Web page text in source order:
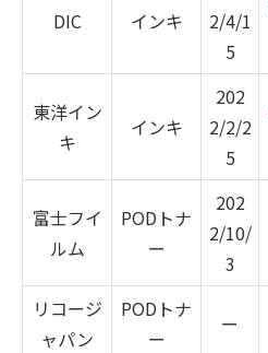
DIC インキ
2/4/1
5
東洋イン
キ
インキ
202
2/2/2
5
富士フイ
ルム
PODトナ
ー
202
2/10/
3
リコージ
ャパン
PODトナ
ー
ー